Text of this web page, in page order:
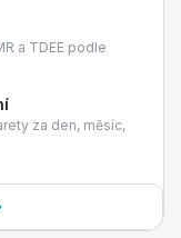
a TDEE podle
za den, měsíc,